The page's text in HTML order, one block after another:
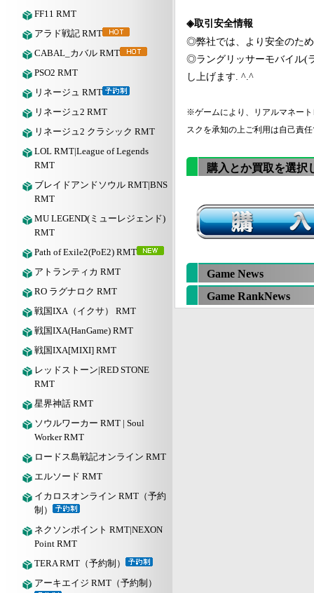
FF11 RMT
アラド戦記 RMT
CABAL_カバル RMT
PSO2 RMT
リネージュ RMT
リネージュ2 RMT
リネージュ2 クラシック RMT
LOL RMT|League of Legends
RMT
ブレイドアンドソウル RMT|BNS
RMT
MU LEGEND(ミューレジェンド)
RMT
Path of Exile2(PoE2) RMT
アトランティカ RMT
RO ラグナロク RMT
戦国IXA（イクサ） RMT
戦国IXA(HanGame) RMT
戦国IXA[MIXI] RMT
レッドストーン|RED STONE
RMT
星界神話 RMT
ソウルワーカー RMT | Soul
Worker RMT
ロードス島戦記オンライン RMT
エルソード RMT
イカロスオンライン RMT（予約
制）
ネクソンポイント RMT|NEXON
Point RMT
TERA RMT（予約制）
アーキエイジ RMT（予約制）
◈取引安全情報
◎弊社では、より安全のた
◎ラングリッサーモバイル(
し上げます. ^.^
※ゲームにより、リアルマネー
スクを承知の上ご利用は自己責
購入とか買取を選択
Game News
Game RankNews